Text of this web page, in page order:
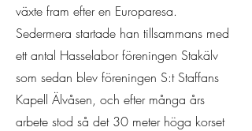
växte fram efter en Europaresa.
Sedermera startade han tillsammans med
ett antal Hasselabor föreningen Stakälv
som sedan blev föreningen S:t Staffans
Kapell Älvåsen, och efter många års
arbete stod så det 30 meter höga korset